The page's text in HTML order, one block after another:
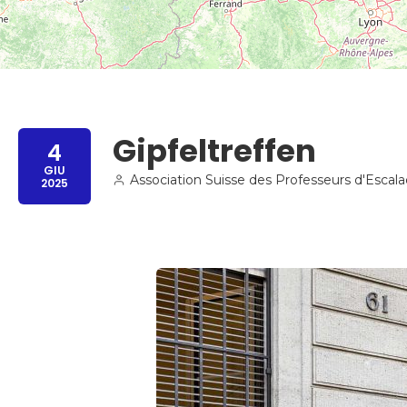
4
GIU
2025
Gipfeltreffen
Association Suisse des Professeurs